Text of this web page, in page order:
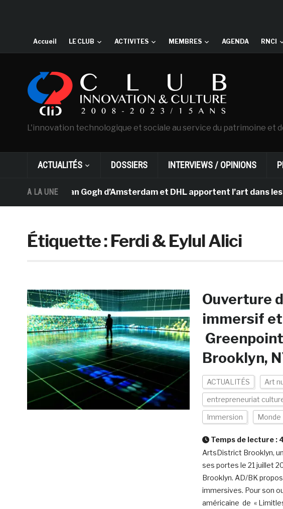
Accueil LE CLUB ACTIVITES MEMBRES AGENDA RNCI
L'innovation technologique et sociale au service du patrimoine et
ACTUALITÉS DOSSIERS INTERVIEWS / OPINIONS
A LA UNE
Le musée Van Gogh d’Amsterdam et DHL apportent l’art dans les
Étiquette :Ferdi & Eylul Alici
Ouverture
immersif
Brooklyn,
ACTUALITÉS Art
entrepreneuriat
Immersion Monde
Temps de lecture :
ArtsDistrict Brooklyn,
ses portes le 21 juillet
Brooklyn. AD/BK
immersives. Pour son
américaine de «